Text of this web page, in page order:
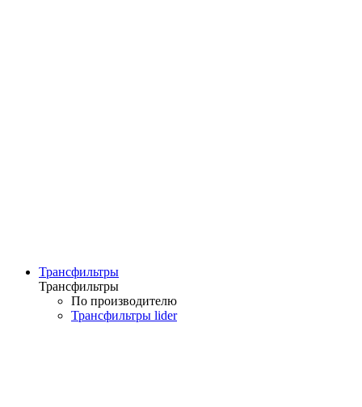
Трансфильтры
Трансфильтры
По производителю
Трансфильтры lider